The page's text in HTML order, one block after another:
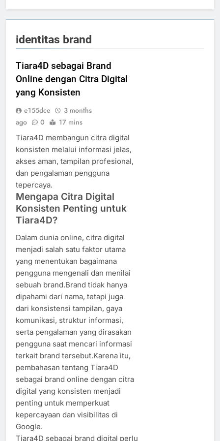
identitas brand
Tiara4D sebagai Brand
Online dengan Citra Digital
yang Konsisten
e155dce
3 months
ago
0 17 mins
Tiara4D membangun citra digital
konsisten melalui informasi jelas,
akses aman, tampilan profesional,
dan pengalaman pengguna
tepercaya.
Mengapa Citra Digital
Konsisten Penting untuk
Tiara4D?
Dalam dunia online, citra digital
menjadi salah satu faktor utama
yang menentukan bagaimana
pengguna mengenali dan menilai
sebuah brand.Brand tidak hanya
dipahami dari nama, tetapi juga
dari konsistensi tampilan, gaya
komunikasi, struktur informasi,
serta pengalaman yang dirasakan
pengguna saat mencari informasi
terkait brand tersebut.Karena itu,
pembahasan tentang Tiara4D
sebagai brand online dengan citra
digital yang konsisten menjadi
penting untuk memperkuat
kepercayaan dan visibilitas di
Google.
Tiara4D sebagai brand digital perlu